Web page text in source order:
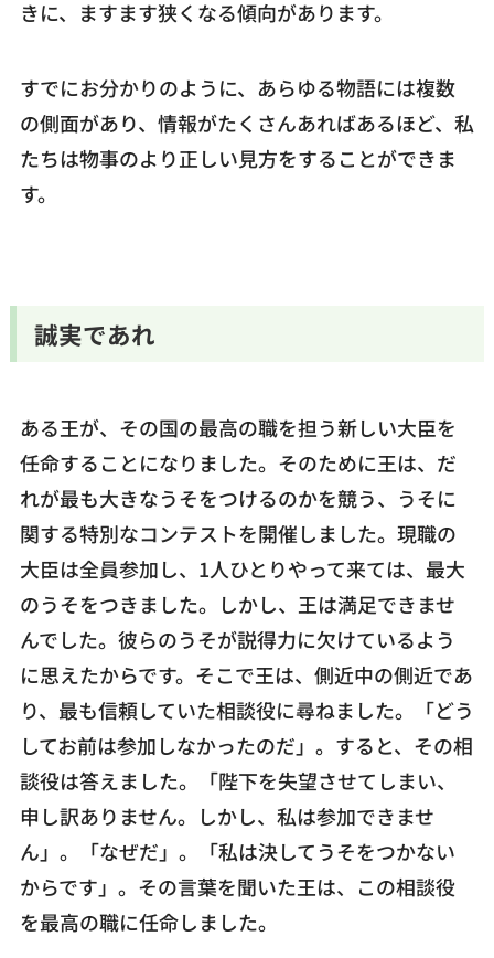
きに、ますます狭くなる傾向があります。
すでにお分かりのように、あらゆる物語には複数
の側面があり、情報がたくさんあればあるほど、私
たちは物事のより正しい見方をすることができま
す。
誠実であれ
ある王が、その国の最高の職を担う新しい大臣を
任命することになりました。そのために王は、だ
れが最も大きなうそをつけるのかを競う、うそに
関する特別なコンテストを開催しました。現職の
大臣は全員参加し、1人ひとりやって来ては、最大
のうそをつきました。しかし、王は満足できませ
んでした。彼らのうそが説得力に欠けているよう
に思えたからです。そこで王は、側近中の側近であ
り、最も信頼していた相談役に尋ねました。「どう
してお前は参加しなかったのだ」。すると、その相
談役は答えました。「陛下を失望させてしまい、
申し訳ありません。しかし、私は参加できませ
ん」。「なぜだ」。「私は決してうそをつかない
からです」。その言葉を聞いた王は、この相談役
を最高の職に任命しました。